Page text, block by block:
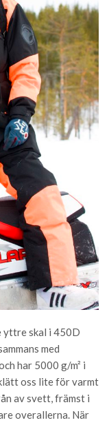
yttre skal i 450D
med
har 5000 g/m² i
oss lite för varmt
av svett, främst i
overallerna. När